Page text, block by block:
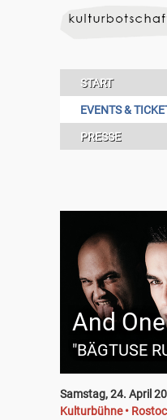
START
EVENTS &
PRESSE
And One
"BÄGTUSE
Samstag, 24. April
Kulturbühne •